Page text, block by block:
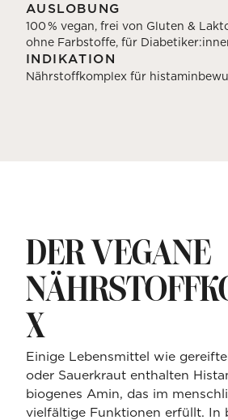
AUSLOBUNG
100 % vegan, frei von Gluten &
ohne Farbstoffe, für
INDIKATION
Nährstoffkomplex für
DER VEGANE
X
Einige Lebensmittel wie
oder Sauerkraut enthalten
biogenes Amin, das im
vielfältige Funktionen erfüllt. In